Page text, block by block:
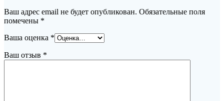
Ваш адрес email не будет опубликован. Обязательные поля
помечены *
Ваша оценка *
Ваш отзыв *